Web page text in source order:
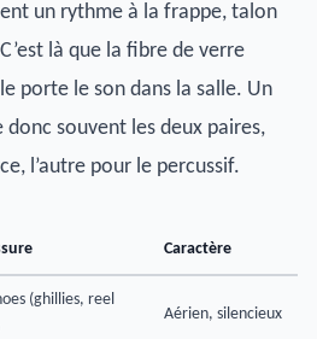
un rythme à la frappe, talon
là que la fibre de verre
porte le son dans la salle. Un
donc souvent les deux paires,
l’autre pour le percussif.
Caractère
(ghillies, reel
Aérien, silencieux